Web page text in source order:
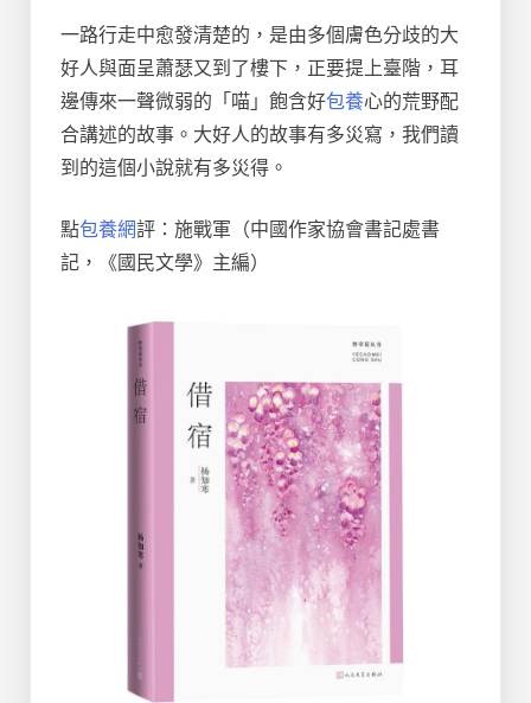
一路行走中愈發清楚的，是由多個膚色分歧的大
好人與面呈蕭瑟又到了樓下，正要提上臺階，耳
邊傳來一聲微弱的「喵」飽含好包養心的荒野配
合講述的故事。大好人的故事有多災寫，我們讀
到的這個小說就有多災得。
點包養網評：施戰軍（中國作家協會書記處書
記，《國民文學》主編）